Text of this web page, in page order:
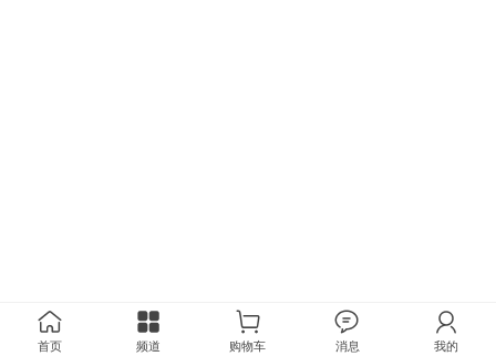
首页 频道 购物车 消息 我的